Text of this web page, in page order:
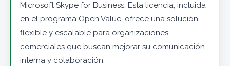
Microsoft Skype for Business. Esta licencia, incluida
en el programa Open Value, ofrece una solución
flexible y escalable para organizaciones
comerciales que buscan mejorar su comunicación
interna y colaboración.